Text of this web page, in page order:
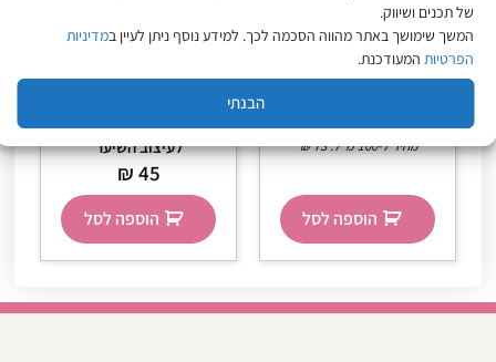
של תכנים ושיווק.
המשך שימושך באתר מהווה הסכמה לכך. למידע נוסף ניתן לעיין במדיניות
הפרטיותהמעודכנת.
הבנתי
₪73
מחיר ל-100 מ״ל: ₪73
הוספה לסל
White Platinum ווקס
לעיצוב השיער
₪45
הוספה לסל